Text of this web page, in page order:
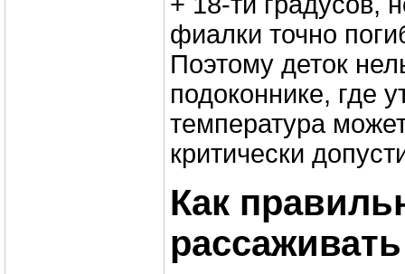
фиалки точно
Поэтому деток
подоконнике, где
температура
критически
Как